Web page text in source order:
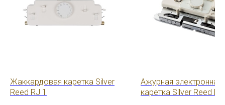
Жаккардовая каретка Silver
Reed RJ 1
Ажурная электронная
каретка Silver Reed LC-